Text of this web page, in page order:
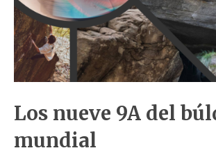
Los nueve 9A del
mundial